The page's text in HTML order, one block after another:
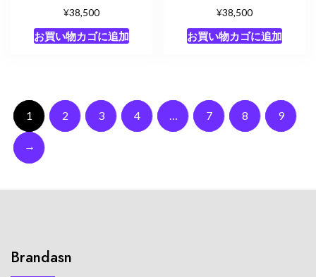
¥38,500
お買い物カゴに追加
¥38,500
お買い物カゴに追加
1 2 3 4 … 7 8 9
→
Brandasn